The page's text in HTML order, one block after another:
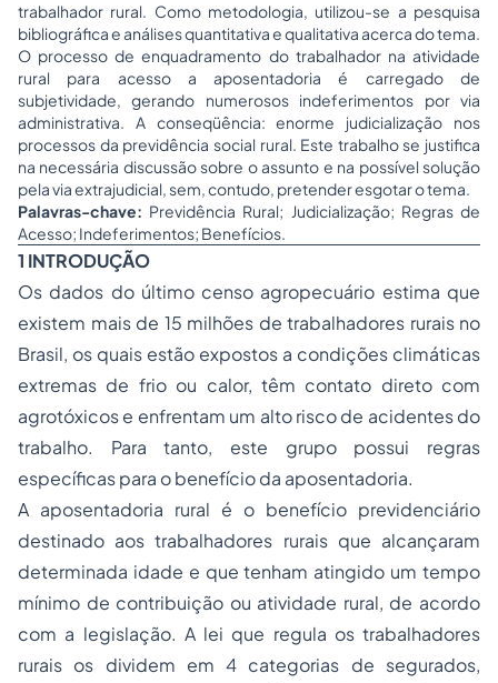
trabalhador rural. Como metodologia, utilizou-se a pesquisa
bibliográfica e análises quantitativa e qualitativa acerca do tema.
O processo de enquadramento do trabalhador na atividade
rural para acesso a aposentadoria é carregado de
subjetividade, gerando numerosos indeferimentos por via
administrativa. A conseqüência: enorme judicialização nos
processos da previdência social rural. Este trabalho se justifica
na necessária discussão sobre o assunto e na possível solução
pela via extrajudicial, sem, contudo, pretender esgotar o tema.
Palavras-chave: Previdência Rural; Judicialização; Regras de
Acesso; Indeferimentos; Benefícios.
1 INTRODUÇÃO
Os dados do último censo agropecuário estima que
existem mais de 15 milhões de trabalhadores rurais no
Brasil, os quais estão expostos a condições climáticas
extremas de frio ou calor, têm contato direto com
agrotóxicos e enfrentam um alto risco de acidentes do
trabalho. Para tanto, este grupo possui regras
específicas para o benefício da aposentadoria.
A aposentadoria rural é o benefício previdenciário
destinado aos trabalhadores rurais que alcançaram
determinada idade e que tenham atingido um tempo
mínimo de contribuição ou atividade rural, de acordo
com a legislação. A lei que regula os trabalhadores
rurais os dividem em 4 categorias de segurados,